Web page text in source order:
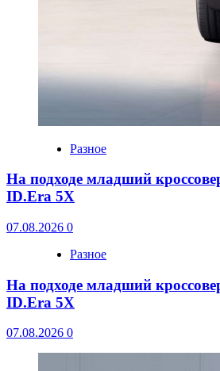
Разное
На подходе младший
ID.Era 5X
07.08.2026 0
Разное
На подходе младший
ID.Era 5X
07.08.2026 0